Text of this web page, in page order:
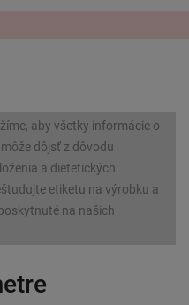
aby všetky informácie o
dôjsť z dôvodu
a dietetických
etiketu na výrobku a
na našich